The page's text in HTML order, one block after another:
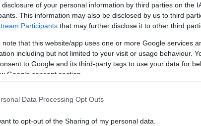
of your personal information by third parties on the
This information may also be disclosed by us to third
Participants that may further disclose it to other third
note that this website/app uses one or more Google services
including but not limited to your visit or usage behaviour.
to Google and its third-party tags to use your data for
Google consent section.
Data Processing Opt Outs
to opt-out of the Sharing of my personal data.
Az erőd az USA keleti partvédelmének legelső, és
legnagyobb eleme volt, amely részben az Amerikában
gyártott távirányítású Széchenyi-Berger-Klupathy-féle
6KOMMENT NEW YORK TENGERALATTJÁRÓ
TORPEDÓ